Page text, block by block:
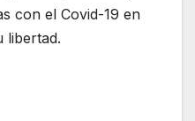
con el Covid-19 en
libertad.